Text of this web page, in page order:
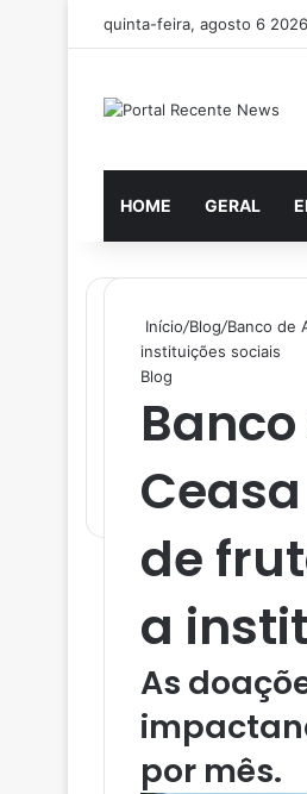
quinta-feira, agosto 6 2026
HOME GERAL
Início/Blog/Banco de
instituições sociais
Blog
de
a
As
por mês.